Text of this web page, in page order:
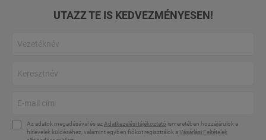
UTAZZ TE IS KEDVEZMÉNYESEN!
Az adatok megadásával és az Adatkezelési tájékoztató ismeretében hozzájárulok a
hírlevelek küldéséhez, valamint egyben fiókot regisztrálok aVásárlási Feltételek